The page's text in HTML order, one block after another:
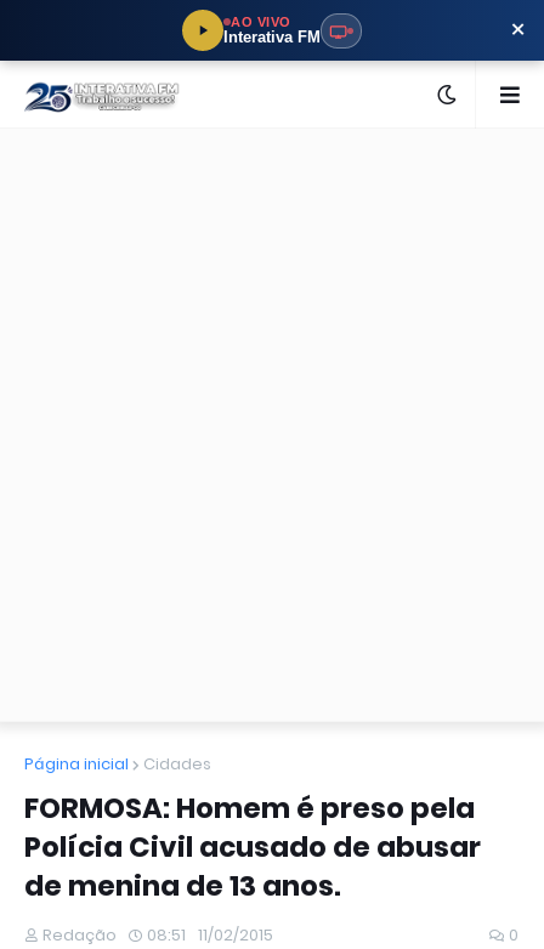
AO VIVO
Interativa FM ×
Página inicial Cidades
FORMOSA: Homem é preso pela
Polícia Civil acusado de abusar
de menina de 13 anos.
Redação 08:51 11/02/2015 0